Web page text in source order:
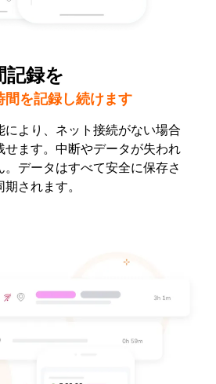
記録を
間を記録し続けます
により、ネット接続がない場合
せます。中断やデータが失われ
。データはすべて安全に保存さ
されます。